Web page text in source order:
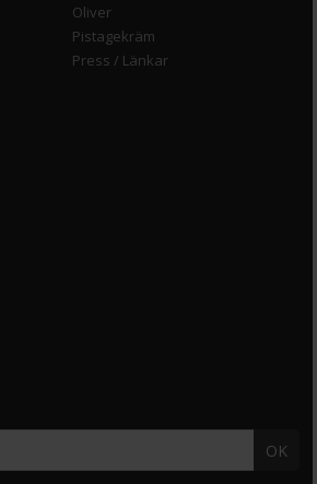
Oliver
Pistagekräm
Press / Länkar
OK